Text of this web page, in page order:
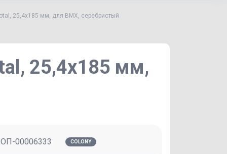
25,4x185 мм, для BMX, серебристый
25,4x185 мм,
ОП-00006333 COLONY